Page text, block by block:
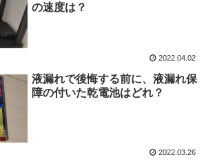
の速度は？
2022.04.02
液漏れで後悔する前に、液漏れ保
障の付いた乾電池はどれ？
2022.03.26